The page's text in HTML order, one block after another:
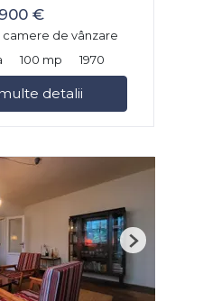
€
de vânzare
100 mp 1970
detalii
Next